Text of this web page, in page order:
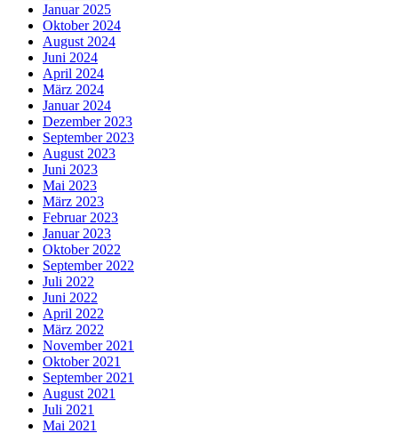
Januar 2025
Oktober 2024
August 2024
Juni 2024
April 2024
März 2024
Januar 2024
Dezember 2023
September 2023
August 2023
Juni 2023
Mai 2023
März 2023
Februar 2023
Januar 2023
Oktober 2022
September 2022
Juli 2022
Juni 2022
April 2022
März 2022
November 2021
Oktober 2021
September 2021
August 2021
Juli 2021
Mai 2021